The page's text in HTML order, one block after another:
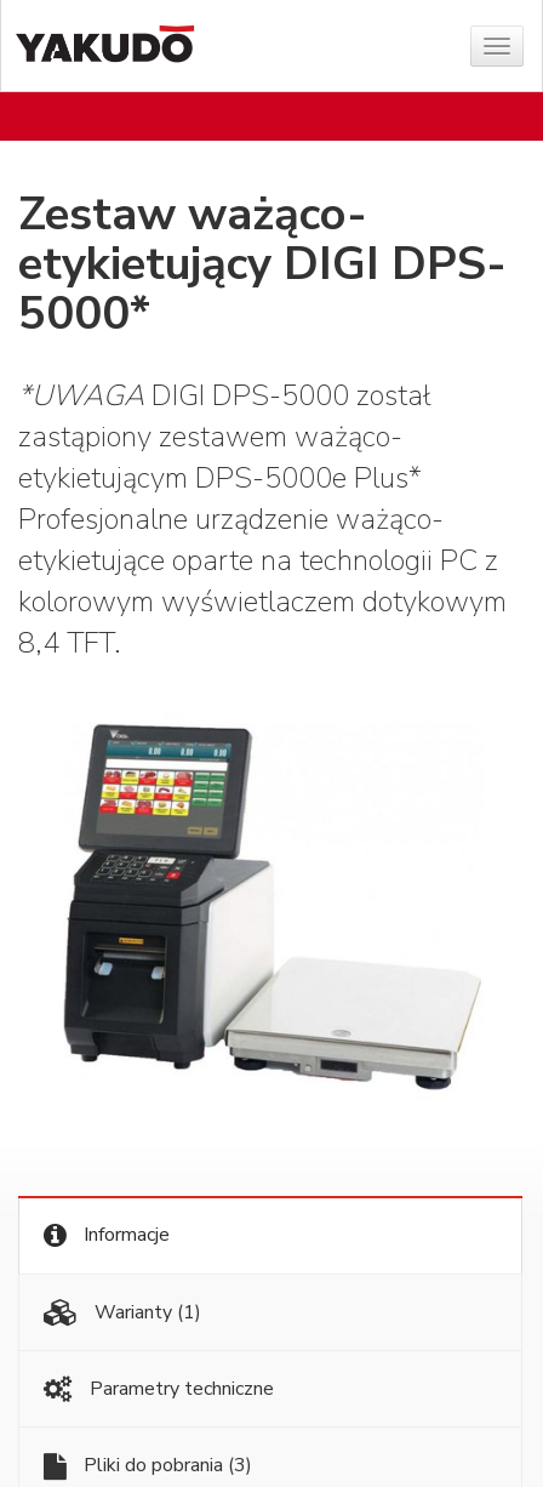
menu
Zestaw ważąco-
etykietujący DIGI DPS-
5000*
*UWAGA DIGI DPS-5000 został
zastąpiony zestawem ważąco-
etykietującym DPS-5000e Plus*
Profesjonalne urządzenie ważąco-
etykietujące oparte na technologii PC z
kolorowym wyświetlaczem dotykowym
8,4 TFT.
Informacje
Warianty (1)
Parametry techniczne
Pliki do pobrania (3)